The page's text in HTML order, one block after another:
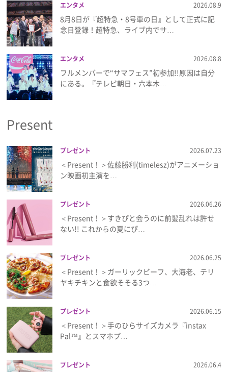
ランキング
Emo!miuとは？
免責事項
プライバシーポリシー
利用規約
お問い合わせ
エンタメ 2026.08.9
8月8日が『超特急・8号車の日』として正式に記
念日登録！超特急、ライブ内でサ…
エンタメ 2026.08.8
フルメンバーで“サマフェス”初参加!!原因は自分
にある。『テレビ朝日・六本木…
Present
プレゼント 2026.07.23
＜Present！＞佐藤勝利(timelesz)がアニメーショ
ン映画初主演を…
プレゼント 2026.06.26
＜Present！＞すきぴと会うのに前髪乱れは許せ
ない!! これからの夏にぴ…
プレゼント 2026.06.25
＜Present！＞ガーリックビーフ、大海老、テリ
ヤキチキンと食欲そそる3つ…
プレゼント 2026.06.15
＜Present！＞手のひらサイズカメラ『instax
Pal™』とスマホプ…
プレゼント 2026.06.4